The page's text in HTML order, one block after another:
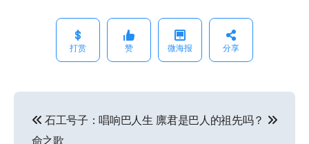
打赏 赞 微海报 分享
文 石工号子：唱响巴人生
命之歌
廪君是巴人的祖先吗？